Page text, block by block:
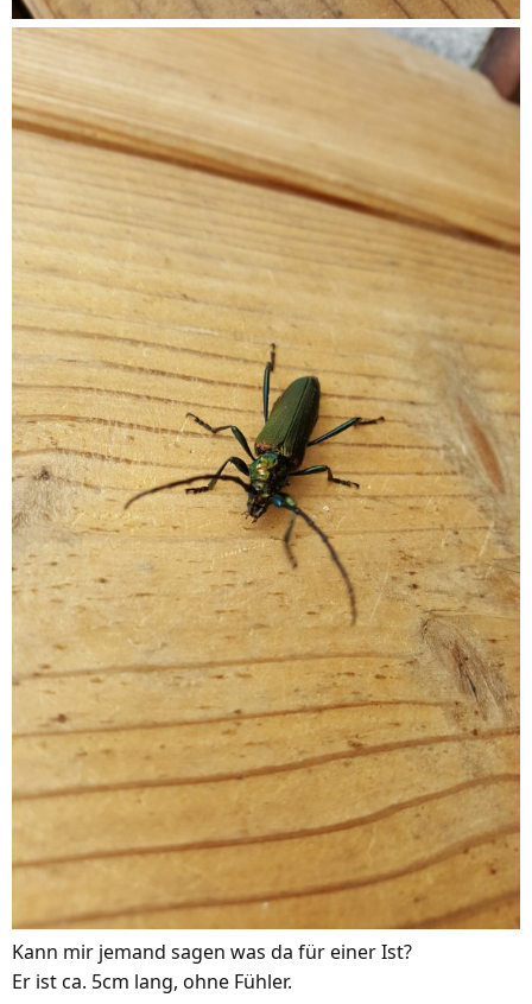
Kann mir jemand sagen was da für einer Ist?
Er ist ca. 5cm lang, ohne Fühler.